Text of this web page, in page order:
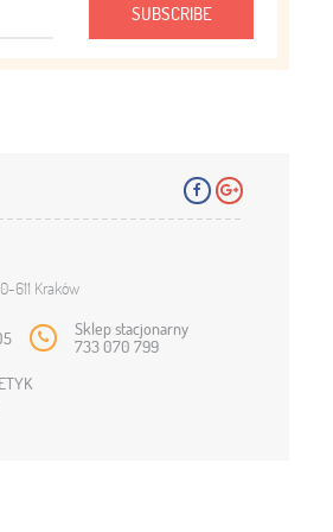
SUBSCRIBE
611 Kraków
Sklep stacjonarny
733 070 799